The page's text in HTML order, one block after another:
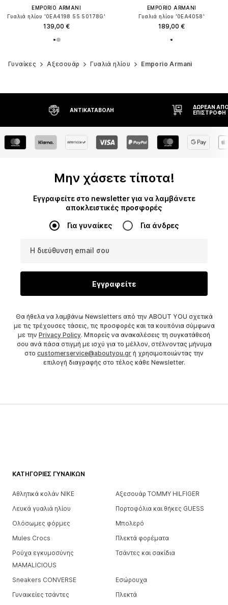
EMPORIO ARMANI
Γυαλιά ηλίου '0EA4198 55 50178G'
139,00 €
EMPORIO ARMANI
Γυαλιά ηλίου '0EA4058'
189,00 €
Γυναίκες Αξεσουάρ Γυαλιά ηλίου Emporio Armani
ΔΩΡΕΆΝ ΑΠΟΣΤΟΛΉ* ΚΑΙ
ΕΠΙΣΤΡΟΦΉ
ΔΙΚΑΊΩΜΑ
ΗΜΕΡΏΝ
Μην χάσετε τίποτα!
Εγγραφείτε στο newsletter για να λαμβάνετε
αποκλειστικές προσφορές
Για γυναίκες Για άνδρες
Η διεύθυνση email σου
Εγγραφείτε
Θα ήθελα να λαμβάνω Newsletters από την ABOUT YOU σχετικά
με τις τρέχουσες τάσεις, τις προσφορές και τα κουπόνια σύμφωνα
με την Privacy Policy. Μπορείς να ανακαλέσεις τη συγκατάθεσή
σου ανά πάσα στιγμή με ισχύ για το μέλλον, στέλνοντας μήνυμα
στο customerservice@aboutyou.gr ή χρησιμοποιώντας την
επιλογή διαγραφής στο τέλος κάθε Newsletter.
ΚΑΤΗΓΟΡΊΕΣ ΓΥΝΑΙΚΏΝ
Αθλητικά κολάν NIKE
Αξεσουάρ TOMMY HILFIGER
Λευκά γυαλιά ηλίου
Πορτοφόλια και θήκες GUESS
Ολόσωμες φόρμες
Μπολερό
Mules Crocs
Πλεκτά φορέματα
Ρούχα εγκυμοσύνης
MAMALICIOUS
Τσάντες και σακίδια
Sneakers CONVERSE
Εσώρουχα
Γυναικείες τσάντες
Πλεκτά